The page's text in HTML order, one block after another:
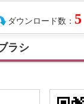
ダウンロード数： 5
ラシ